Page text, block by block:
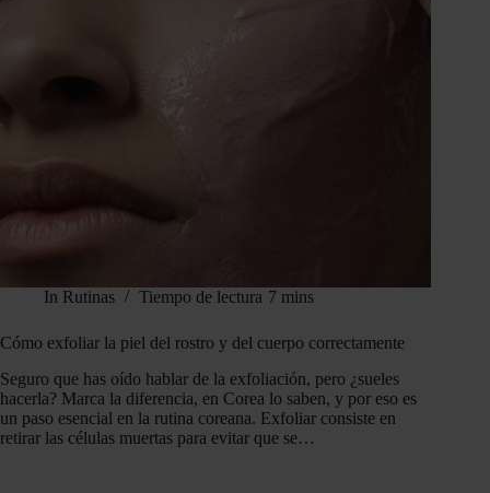
In Rutinas Tiempo de lectura 7 mins
Cómo exfoliar la piel del rostro y del cuerpo correctamente
Seguro que has oído hablar de la exfoliación, pero ¿sueles
hacerla? Marca la diferencia, en Corea lo saben, y por eso es
un paso esencial en la rutina coreana. Exfoliar consiste en
retirar las células muertas para evitar que se…